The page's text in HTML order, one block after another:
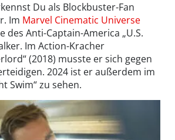
Du als Blockbuster-Fan
Im Marvel Cinematic Universe
des Anti-Captain-America „U.S.
Im Action-Kracher
(2018) musste er sich gegen
2024 ist er außerdem im
Swim“ zu sehen.